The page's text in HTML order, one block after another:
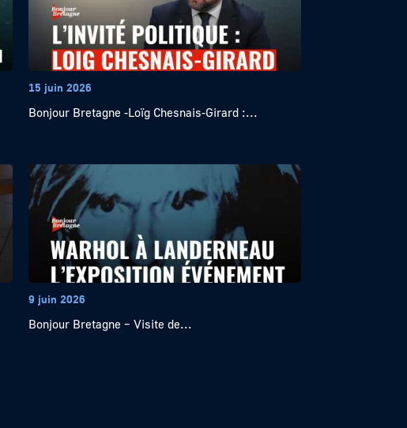
15 juin 2026
Bonjour Bretagne -Loïg Chesnais-Girard :...
9 juin 2026
Bonjour Bretagne – Visite de...